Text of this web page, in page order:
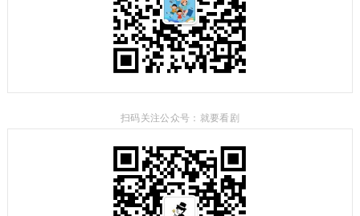
扫码关注公众号：就要看剧